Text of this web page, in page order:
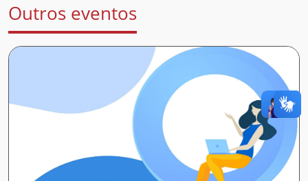
Outros eventos